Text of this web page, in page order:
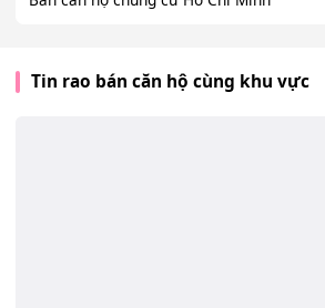
Tin rao bán căn hộ cùng khu vực